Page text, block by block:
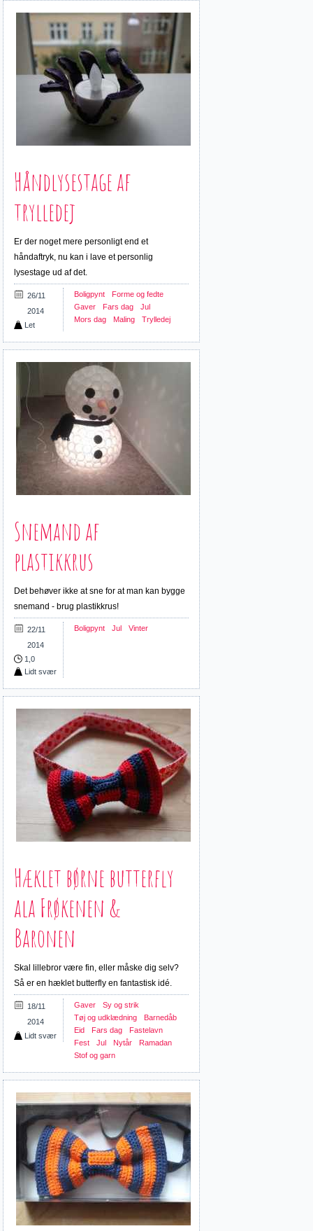
Håndlysestage af
trylledej
Er der noget mere personligt end et
håndaftryk, nu kan i lave et personlig
lysestage ud af det.
26/11
2014
Let
Boligpynt
Forme og fedte
Gaver
Fars dag
Jul
Mors dag
Maling Trylledej
Snemand af
plastikkrus
Det behøver ikke at sne for at man kan bygge
snemand - brug plastikkrus!
22/11
2014
1,0
Lidt svær
Boligpynt Jul Vinter
Hæklet børne butterfly
ala Frøkenen &
Baronen
Skal lillebror være fin, eller måske dig selv?
Så er en hæklet butterfly en fantastisk idé.
18/11
2014
Lidt svær
Gaver
Sy og strik
Tøj og udklædning
Barnedåb
Eid
Fars dag
Fastelavn
Fest
Jul Nytår
Ramadan
Stof og garn